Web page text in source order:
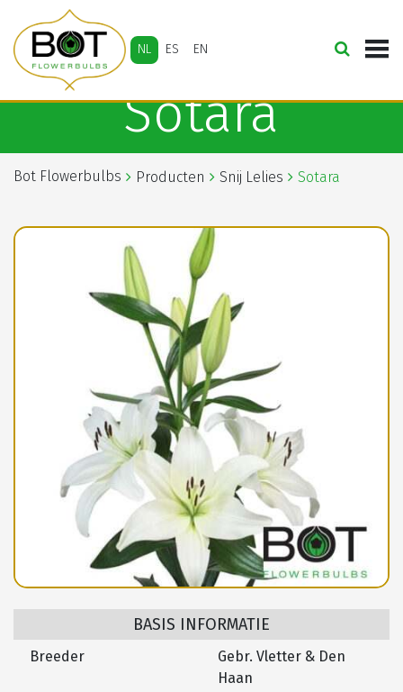
NL ES EN
Sotara
Bot Flowerbulbs Producten Snij Lelies Sotara
BASIS INFORMATIE
Breeder
Gebr. Vletter & Den
Haan